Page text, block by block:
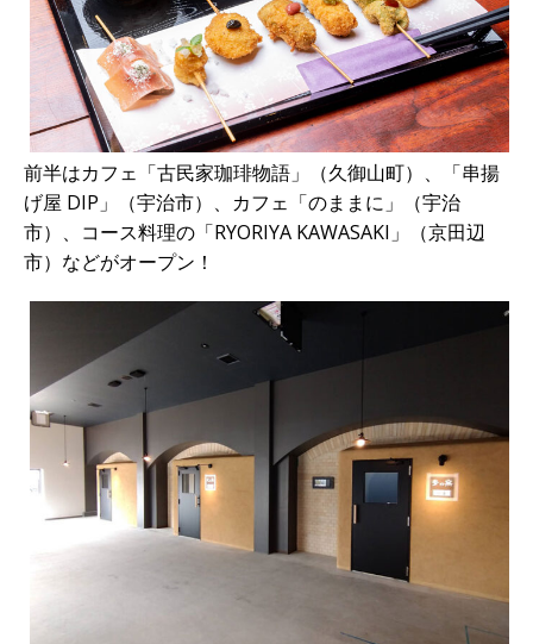
前半はカフェ「古民家珈琲物語」（久御山町）、「串揚
げ屋 DIP」（宇治市）、カフェ「のままに」（宇治
市）、コース料理の「RYORIYA KAWASAKI」（京田辺
市）などがオープン！